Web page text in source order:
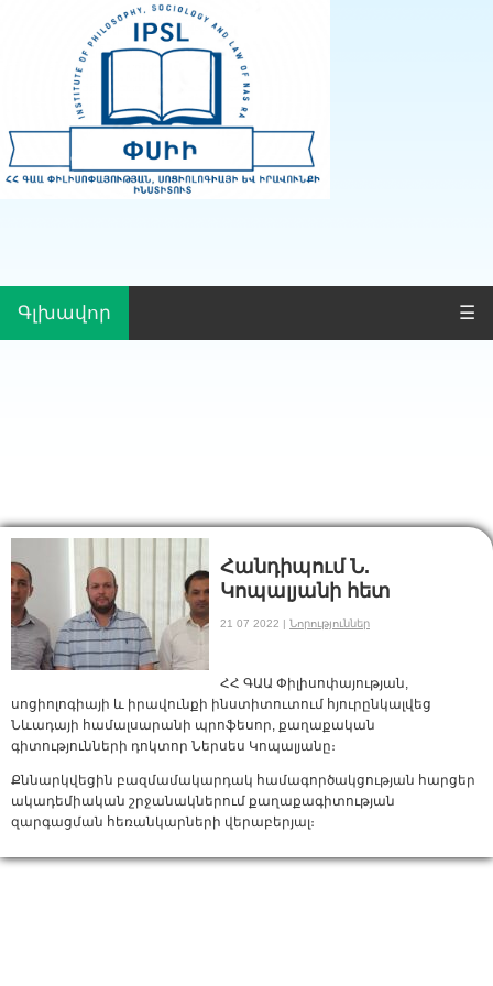
Գլխավոր ☰
Հանդիպում Ն.
Կոպալյանի հետ
21 07 2022 | Նորություններ
ՀՀ ԳԱԱ Փիլիսոփայության,
սոցիոլոգիայի և իրավունքի ինստիտուտում հյուրընկալվեց
Նևադայի համալսարանի պրոֆեսոր, քաղաքական
գիտությունների դոկտոր Ներսես Կոպալյանը։
Քննարկվեցին բազմամակարդակ համագործակցության հարցեր
ակադեմիական շրջանակներում քաղաքագիտության
զարգացման հեռանկարների վերաբերյալ։